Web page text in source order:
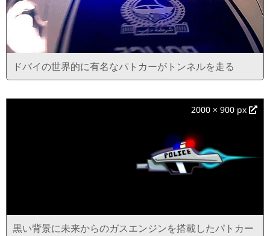
ドバイの世界的に有名なパトカーがトンネルを走る
2000 × 900 px
黒い背景に未来からのガスエンジンを搭載したパトカー